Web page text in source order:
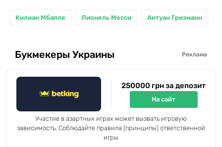
Килиан Мбаппе Лионель Месси Антуан Гризманн
Букмекеры Украины Реклама
250000 грн за депозит
На сайт
Участие в азартных играх может вызвать игровую
зависимость. Соблюдайте правила (принципы) ответственной
игры